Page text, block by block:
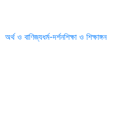
অর্থ ও বাণিজ্যধর্ম-দর্শনশিক্ষা ও শিক্ষাঙ্গন